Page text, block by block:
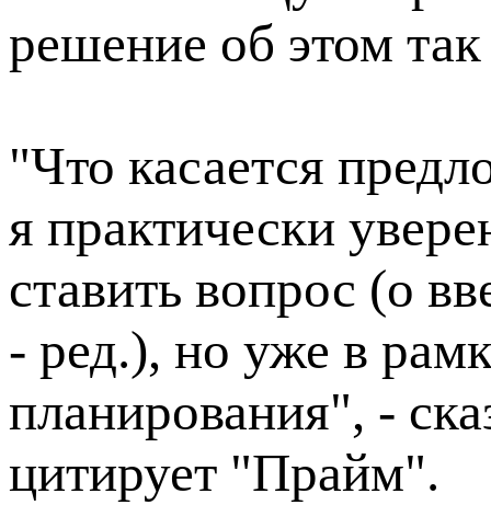
решение об этом
"Что касается
я практически
ставить вопрос (о
- ред.), но уже в
планирования", -
цитирует "Прайм".